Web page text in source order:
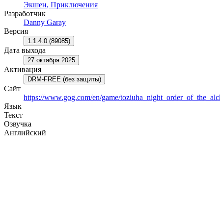
Экшен, Приключения
Разработчик
Danny Garay
Версия
1.1.4.0 (89085)
Дата выхода
27 октября 2025
Активация
DRM-FREE (без защиты)
Сайт
https://www.gog.com/en/game/
Язык
Текст
Озвучка
Английский